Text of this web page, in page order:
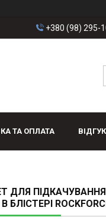
+380 (98) 295-
ТА ОПЛАТА
ДЛЯ
БЛІСТЕРІ